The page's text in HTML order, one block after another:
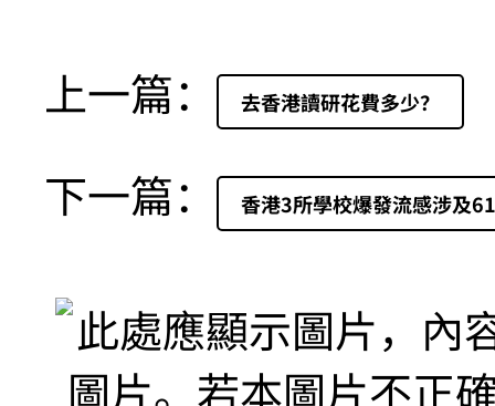
上一篇： 去香港讀研花費多少？
下一篇： 香港3所學校爆發流感涉及